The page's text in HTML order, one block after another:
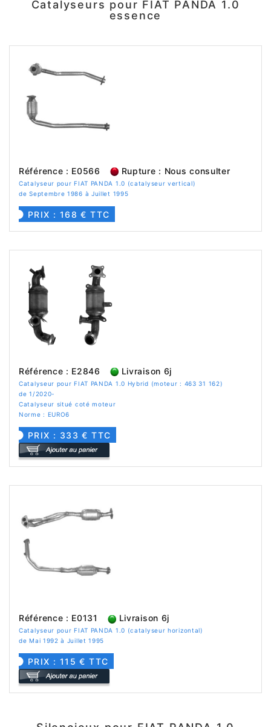
Catalyseurs pour FIAT PANDA 1.0
essence
Référence : E0566 Rupture : Nous consulter
Catalyseur pour FIAT PANDA 1.0 (catalyseur vertical)
de Septembre 1986 à Juillet 1995
PRIX : 168 € TTC
Référence : E2846 Livraison 6j
Catalyseur pour FIAT PANDA 1.0 Hybrid (moteur : 463 31 162)
de 1/2020-
Catalyseur situé coté moteur
Norme : EURO6
PRIX : 333 € TTC
Référence : E0131 Livraison 6j
Catalyseur pour FIAT PANDA 1.0 (catalyseur horizontal)
de Mai 1992 à Juillet 1995
PRIX : 115 € TTC